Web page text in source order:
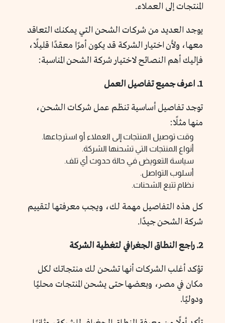
المنتجات إلى العملاء.
يوجد العديد من شركات الشحن التي يمكنك التعاقد
معها، ولأن اختيار الشركة قد يكون أمرًا معقدًا قليلًا،
فإليك أهم النصائح لاختيار شركة الشحن المناسبة:
1. اعرف جميع تفاصيل العمل
توجد تفاصيل أساسية تنظم عمل شركات الشحن،
منها مثلًا:
وقت توصيل المنتجات إلى العملاء أو استرجاعها.
أنواع المنتجات التي تشحنها الشركة.
سياسة التعويض في حالة حدوث أي تلف.
أسلوب التواصل.
نظام تتبع الشحنات.
كل هذه التفاصيل مهمة لك، ويجب معرفتها لتقييم
شركة الشحن جيدًا.
2. راجع النطاق الجغرافي لتغطية الشركة
تؤكد أغلب الشركات أنها تشحن لك منتجاتك لكل
مكان في مصر، وبعضها حتى يشحن المنتجات محليًا
ودوليًا.